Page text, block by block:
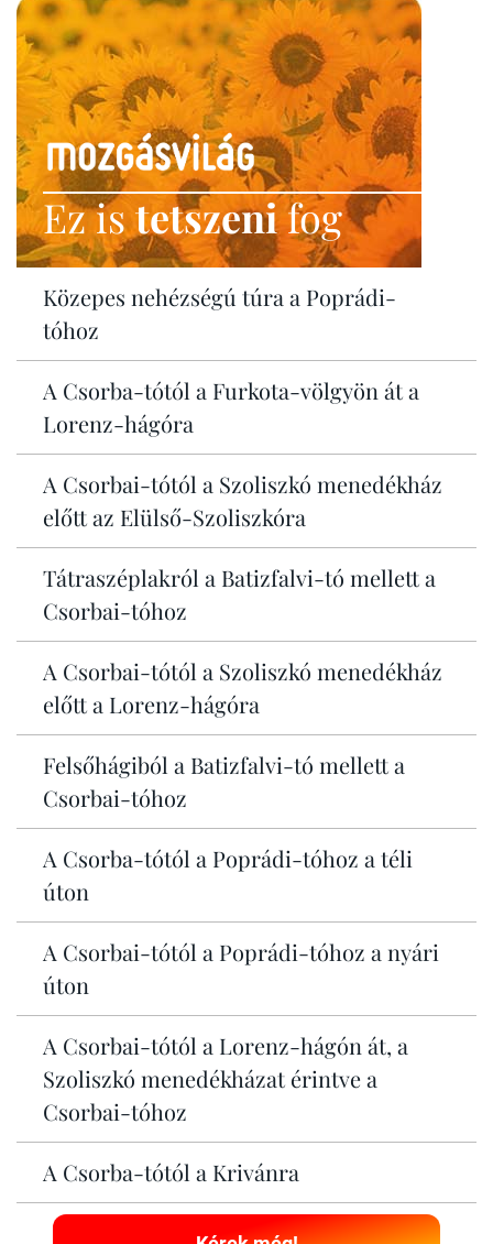
Ez istetszenifog
Közepes nehézségú túra a Poprádi-
tóhoz
A Csorba-tótól a Furkota-völgyön át a
Lorenz-hágóra
A Csorbai-tótól a Szoliszkó menedékház
előtt az Elülső-Szoliszkóra
Tátraszéplakról a Batizfalvi-tó mellett a
Csorbai-tóhoz
A Csorbai-tótól a Szoliszkó menedékház
előtt a Lorenz-hágóra
Felsőhágiból a Batizfalvi-tó mellett a
Csorbai-tóhoz
A Csorba-tótól a Poprádi-tóhoz a téli
úton
A Csorbai-tótól a Poprádi-tóhoz a nyári
úton
A Csorbai-tótól a Lorenz-hágón át, a
Szoliszkó menedékházat érintve a
Csorbai-tóhoz
A Csorba-tótól a Krivánra